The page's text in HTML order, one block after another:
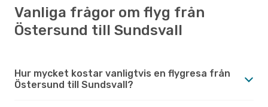
Vanliga frågor om flyg från
Östersund till Sundsvall
Hur mycket kostar vanligtvis en flygresa från
Östersund till Sundsvall?